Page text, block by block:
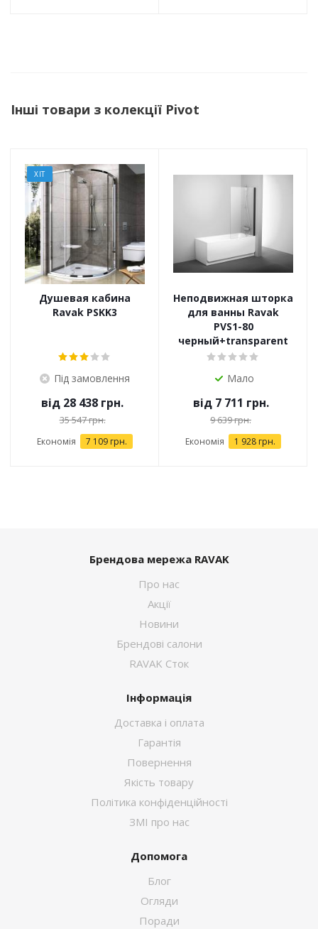
Інші товари з колекції Pivot
ХІТ
Душевая кабина
Ravak PSKK3
Під замовлення
від 28 438 грн.
35 547 грн.
Економія 7 109 грн.
Неподвижная шторка
для ванны Ravak
PVS1-80
черный+transparent
Мало
від 7 711 грн.
9 639 грн.
Економія 1 928 грн.
Брендова мережа RAVAK
Про нас
Акції
Новини
Брендові салони
RAVAK Сток
Інформація
Доставка і оплата
Гарантія
Повернення
Якість товару
Політика конфіденційності
ЗМІ про нас
Допомога
Блог
Огляди
Поради